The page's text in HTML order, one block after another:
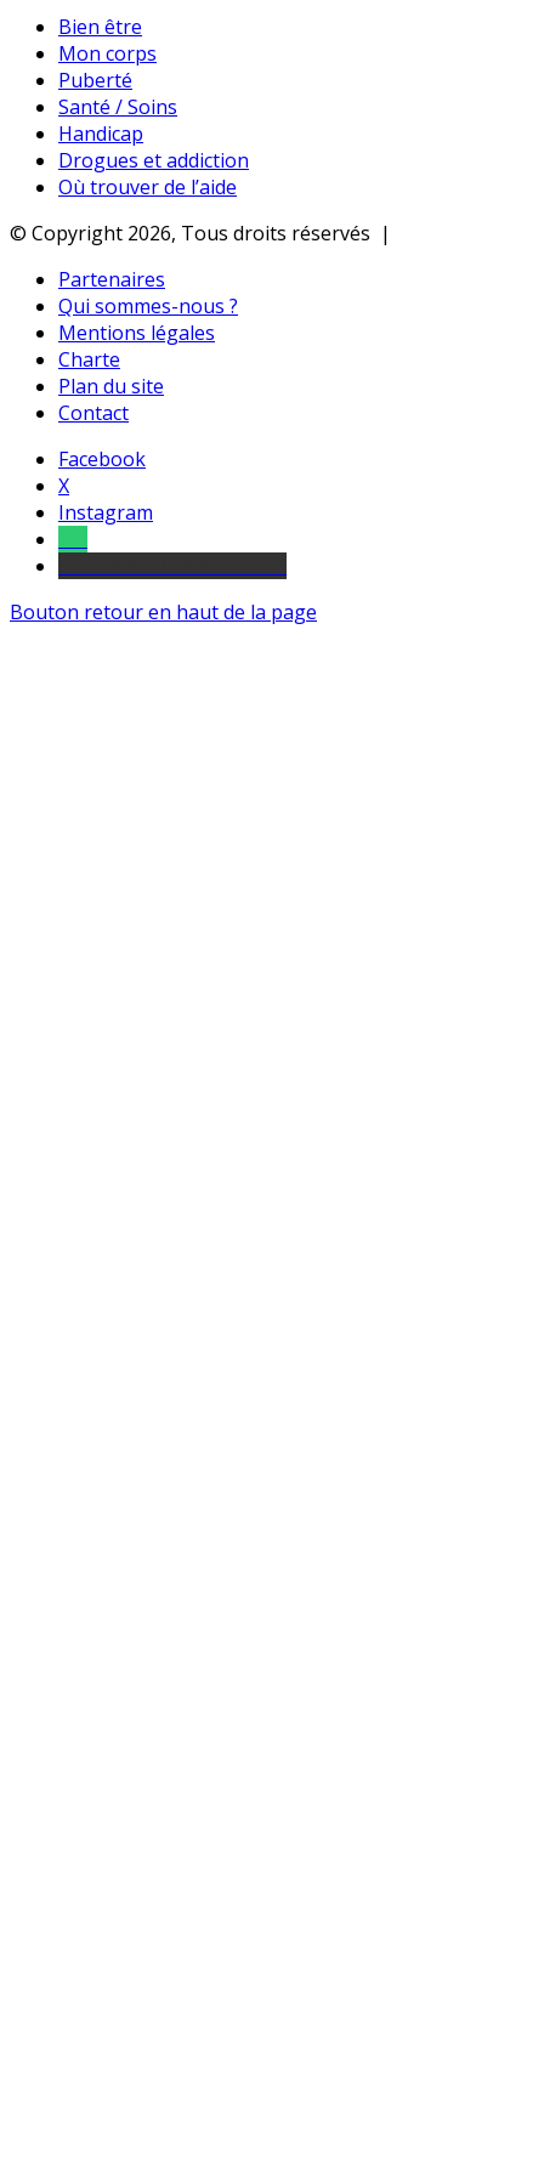
Bien être
Mon corps
Puberté
Santé / Soins
Handicap
Drogues et addiction
Où trouver de l’aide
© Copyright 2026, Tous droits réservés |
Partenaires
Qui sommes-nous ?
Mentions légales
Charte
Plan du site
Contact
Facebook
X
Instagram
Bouton retour en haut de la page